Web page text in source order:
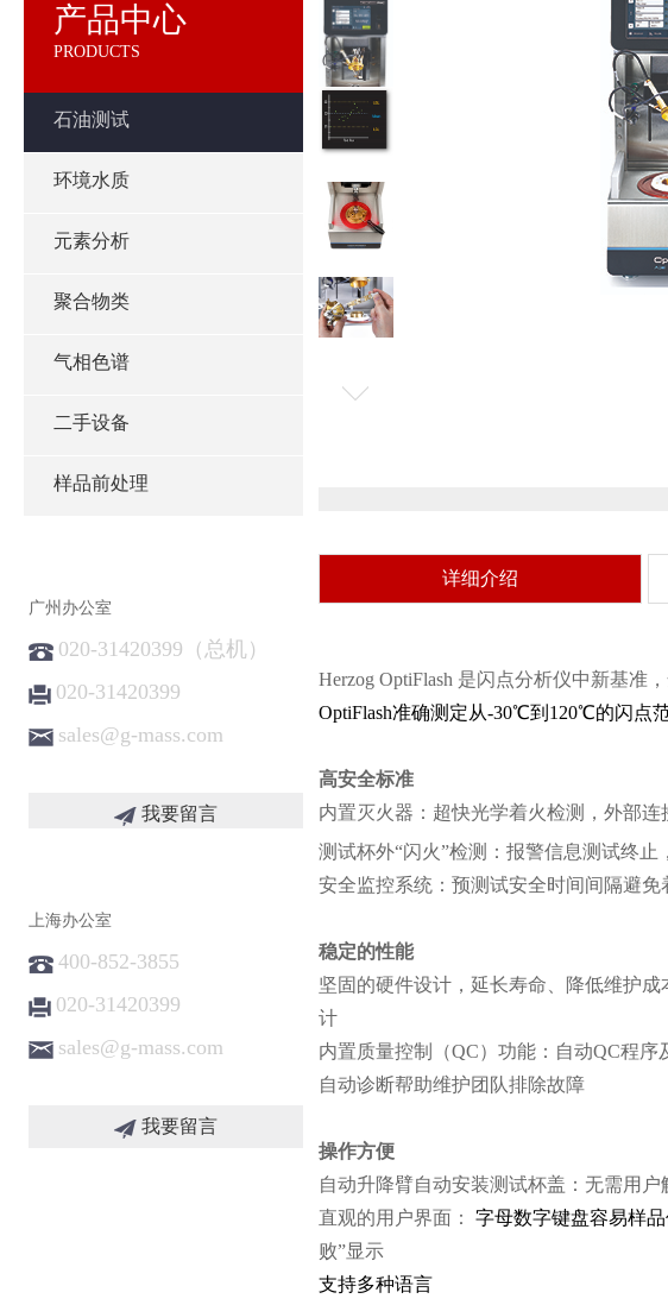
产品中心
PRODUCTS
石油测试
环境水质
元素分析
聚合物类
气相色谱
二手设备
样品前处理
广州办公室
020-31420399（总机）
020-31420399
sales@g-mass.com
我要留言
上海办公室
400-852-3855
020-31420399
sales@g-mass.com
我要留言
详细介绍
Herzog OptiFlash 是闪点分析仪中新基准
OptiFlash准确测定从-30℃到120℃的闪点
高安全标准
内置灭火器：超快光学着火检测，外部连
测试杯外“闪火”检测：报警信息测试终
安全监控系统：预测试安全时间间隔避
稳定的性能
坚固的硬件设计，延长寿命、降低维护
计
内置质量控制（QC）功能：自动QC程
自动诊断帮助维护团队排除故障
操作方便
自动升降臂自动安装测试杯盖：无需用
直观的用户界面：
字母数字键盘容易样品
败”显示
支持多种语言